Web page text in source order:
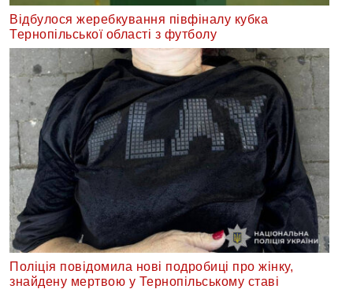
Відбулося жеребкування півфіналу кубка
Тернопільської області з футболу
Поліція повідомила нові подробиці про жінку,
знайдену мертвою у Тернопільському ставі